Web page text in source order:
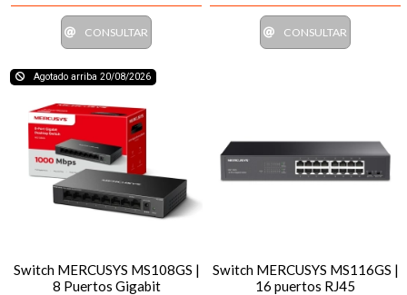
CONSULTAR CONSULTAR
Agotado arriba 20/08/2026
Switch MERCUSYS MS108GS |
8 Puertos Gigabit
Switch MERCUSYS MS116GS |
16 puertos RJ45